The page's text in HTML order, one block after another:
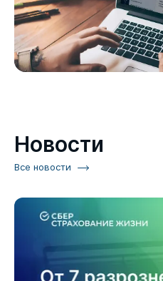
Новости
Все новости